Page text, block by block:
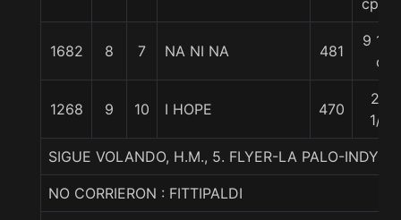
cpos.
1682 8 7 NA NI NA 481
9 1/4
c
1268 9 10 I HOPE 470
20
1/4
SIGUE VOLANDO, H.M., 5. FLYER-LA PALO-INDY
NO CORRIERON : FITTIPALDI